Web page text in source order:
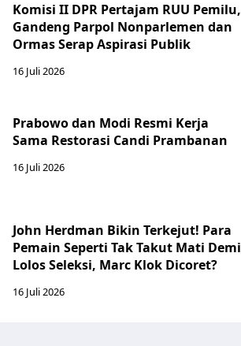
Komisi II DPR Pertajam RUU Pemilu,
Gandeng Parpol Nonparlemen dan
Ormas Serap Aspirasi Publik
16 Juli 2026
Prabowo dan Modi Resmi Kerja
Sama Restorasi Candi Prambanan
16 Juli 2026
John Herdman Bikin Terkejut! Para
Pemain Seperti Tak Takut Mati Demi
Lolos Seleksi, Marc Klok Dicoret?
16 Juli 2026